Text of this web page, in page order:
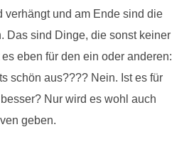
verhängt und am Ende sind die
Das sind Dinge, die sonst keiner
eben für den ein oder anderen:
schön aus???? Nein. Ist es für
Nur wird es wohl auch
geben.